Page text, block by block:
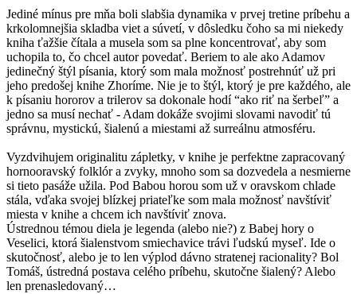
Jediné mínus pre mňa boli slabšia dynamika v prvej tretine príbehu a
krkolomnejšia skladba viet a súvetí, v dôsledku čoho sa mi niekedy
kniha ťažšie čítala a musela som sa plne koncentrovať, aby som
uchopila to, čo chcel autor povedať. Beriem to ale ako Adamov
jedinečný štýl písania, ktorý som mala možnosť postrehnúť už pri
jeho predošej knihe Zhoríme. Nie je to štýl, ktorý je pre každého, ale
k písaniu hororov a trilerov sa dokonale hodí “ako riť na šerbeľ” a
jedno sa musí nechať - Adam dokáže svojimi slovami navodiť tú
správnu, mystickú, šialenú a miestami až surreálnu atmosféru.
Vyzdvihujem originalitu zápletky, v knihe je perfektne zapracovaný
hornooravský folklór a zvyky, mnoho som sa dozvedela a nesmierne
si tieto pasáže užila. Pod Babou horou som už v oravskom chlade
stála, vďaka svojej blízkej priateľke som mala možnosť navštíviť
miesta v knihe a chcem ich navštíviť znova.
Ústrednou témou diela je legenda (alebo nie?) z Babej hory o
Veselici, ktorá šialenstvom smiechavice trávi ľudskú myseľ. Ide o
skutočnosť, alebo je to len výplod dávno stratenej racionality? Bol
Tomáš, ústredná postava celého príbehu, skutočne šialený? Alebo
len prenasledovaný…